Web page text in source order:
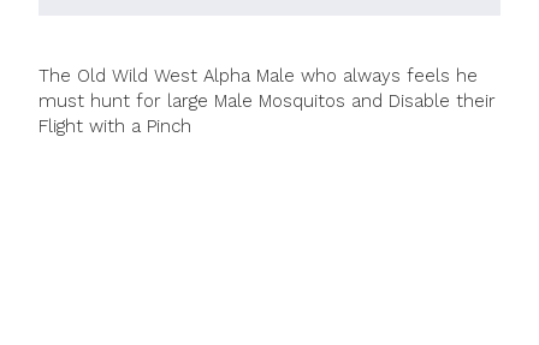
The Old Wild West Alpha Male who always feels he
must hunt for large Male Mosquitos and Disable their
Flight with a Pinch